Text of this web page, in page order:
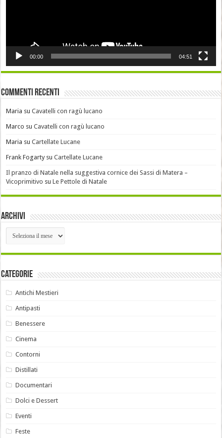
00:00 04:51
Commenti recenti
Maria suCavatelli con ragù lucano
Marco suCavatelli con ragù lucano
Maria suCartellate Lucane
Frank FogartysuCartellate Lucane
Il pranzo di Natale nella suggestiva cornice dei Sassi di Matera –
Vicoprimitivo suLe Pettole di Natale
Archivi
Archivi
Categorie
Antichi Mestieri
Antipasti
Benessere
Cinema
Contorni
Distillati
Documentari
Dolci e Dessert
Eventi
Feste